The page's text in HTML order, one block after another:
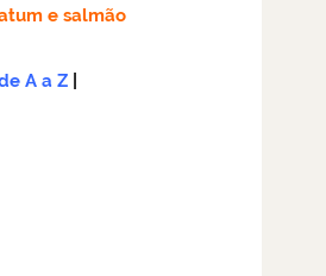
e salmão
A a Z